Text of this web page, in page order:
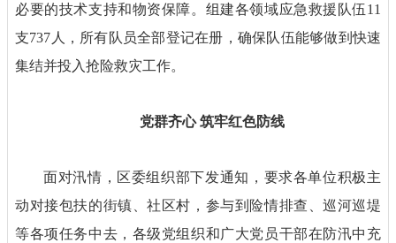
必要的技术支持和物资保障。组建各领域应急救援队伍11
支737人，所有队员全部登记在册，确保队伍能够做到快速
集结并投入抢险救灾工作。
党群齐心 筑牢红色防线
面对汛情，区委组织部下发通知，要求各单位积极主
动对接包扶的街镇、社区村，参与到险情排查、巡河巡堤
等各项任务中去，各级党组织和广大党员干部在防汛中充